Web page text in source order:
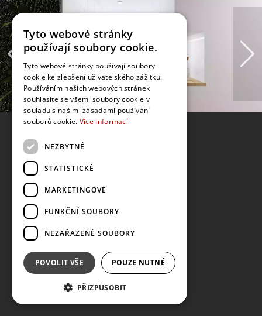
Tyto webové stránky
používají soubory cookie.
Tyto webové stránky používají soubory
cookie ke zlepšení uživatelského zážitku.
Používáním našich webových stránek
souhlasíte se všemi soubory cookie v
souladu s našimi zásadami používání
souborů cookie. Více informací
NEZBYTNÉ
STATISTICKÉ
MARKETINGOVÉ
FUNKČNÍ SOUBORY
NEZAŘAZENÉ SOUBORY
POVOLIT VŠE POUZE NUTNÉ
PŘIZPŮSOBIT